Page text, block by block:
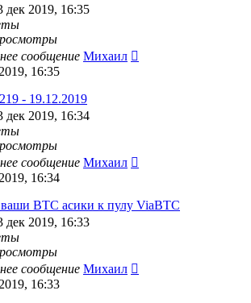
дек 2019, 16:35
сообщение Михаил
16:35
- 19.12.2019
дек 2019, 16:34
сообщение Михаил
16:34
BTC асики к пулу ViaBTC
дек 2019, 16:33
сообщение Михаил
16:33